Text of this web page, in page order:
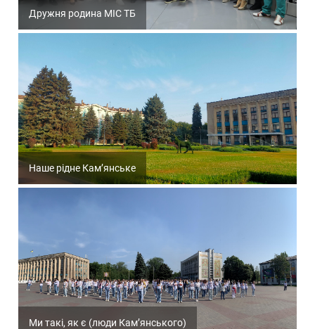
Дружня родина МІС ТБ
Наше рідне Кам’янське
Ми такі, як є (люди Кам’янського)